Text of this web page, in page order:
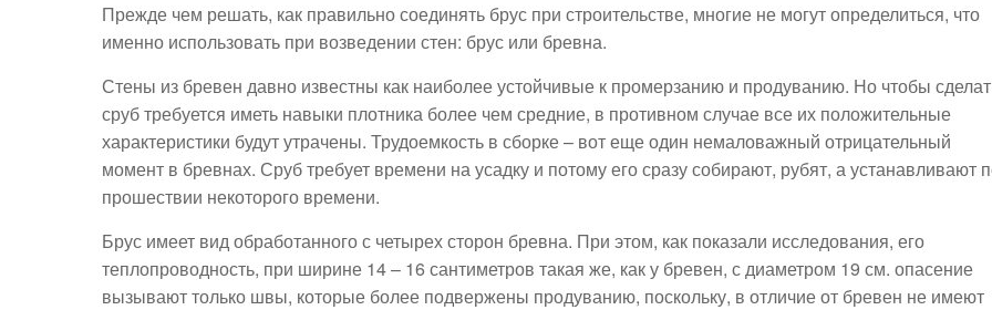
Прежде чем решать, как правильно соединять брус при строительстве, многие не могут определиться, что
именно использовать при возведении стен: брус или бревна.
Стены из бревен давно известны как наиболее устойчивые к промерзанию и продуванию. Но чтобы
сруб требуется иметь навыки плотника более чем средние, в противном случае все их положительные
характеристики будут утрачены. Трудоемкость в сборке – вот еще один немаловажный отрицательный
момент в бревнах. Сруб требует времени на усадку и потому его сразу собирают, рубят, а устанавливают
прошествии некоторого времени.
Брус имеет вид обработанного с четырех сторон бревна. При этом, как показали исследования, его
теплопроводность, при ширине 14 – 16 сантиметров такая же, как у бревен, с диаметром 19 см. опасение
вызывают только швы, которые более подвержены продуванию, поскольку, в отличие от бревен не имеют